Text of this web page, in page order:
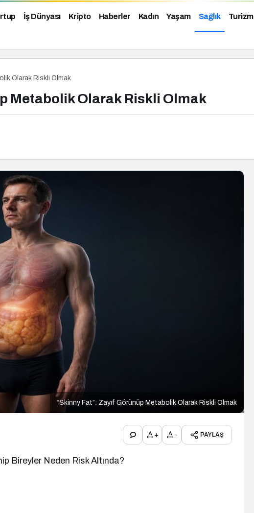
İş Dünyası Kripto Haberler Kadın Yaşam Sağlık Turizm
Olarak Riskli Olmak
Metabolik Olarak Riskli Olmak
“Skinny Fat”: Zayıf Görünüp Metabolik Olarak Riskli Olmak
+ - PAYLAŞ
Bireyler Neden Risk Altında?